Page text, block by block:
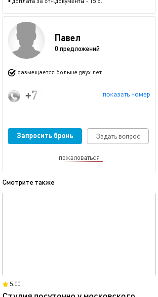
Павел
0 предложений
размещается больше двух лет
показать номер
+7 (965) 007-33-80
Запросить бронь Задать вопрос
пожаловаться
Смотрите также
5.00